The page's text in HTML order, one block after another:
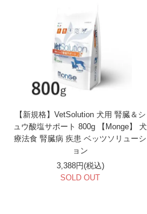
【新規格】VetSolution 犬用 腎臓＆シ
ュウ酸塩サポート 800g 【Monge】 犬
療法食 腎臓病 疾患 ベッツソリューシ
ョン
3,388円(税込)
SOLD OUT